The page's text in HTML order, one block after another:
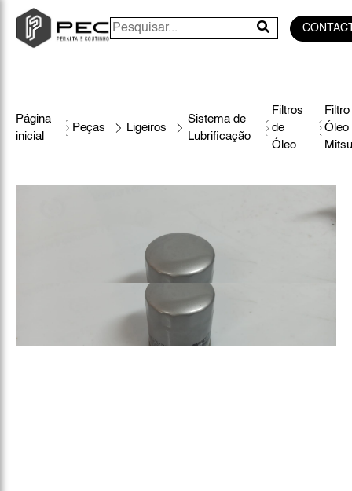
Página
inicial
Peças Ligeiros
Sistema de
Lubrificação
Filtros
de
Óleo
Óleo